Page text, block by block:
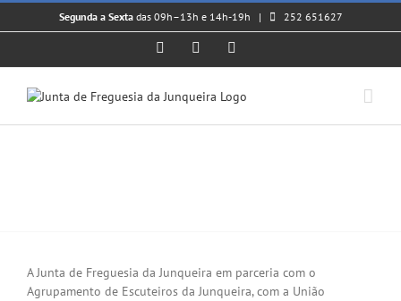
Skip
Segunda a Sextadas 09h–13h e 14h-19h | 252 651627
FacebookInstagram
A Junta de Freguesia da Junqueira em parceria com o
Agrupamento de Escuteiros da Junqueira, com a União